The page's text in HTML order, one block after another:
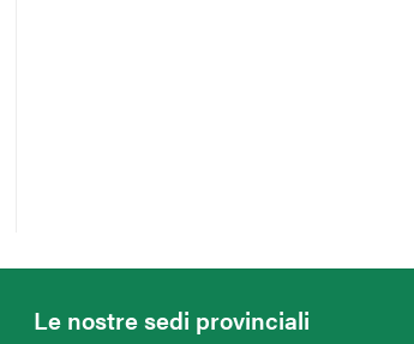
Le nostre sedi provinciali